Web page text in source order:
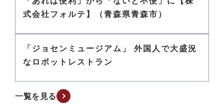
式会社フォルテ】（青森県青森市）
「ジョセンミュージアム」 外国人で大盛況
なロボットレストラン
一覧を見る